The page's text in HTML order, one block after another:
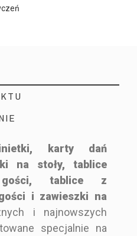
karty dań
na stoły, tablice
tablice z
i zawieszki na
i najnowszych
specjalnie na